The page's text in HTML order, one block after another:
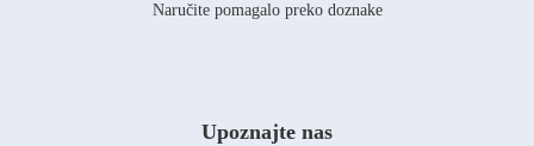
Naručite pomagalo preko doznake
Upoznajte nas